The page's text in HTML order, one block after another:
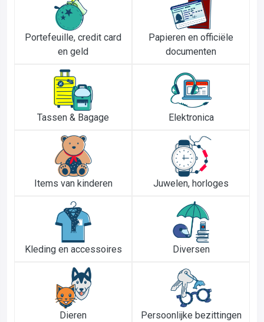
Portefeuille, credit card
en geld
Papieren en officiële
documenten
Tassen & Bagage Elektronica
Items van kinderen Juwelen, horloges
Kleding en accessoires Diversen
Dieren Persoonlijke bezittingen